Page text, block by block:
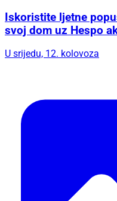
Iskoristite ljetne
svoj dom uz Hespo
U srijedu, 12. kolovoza